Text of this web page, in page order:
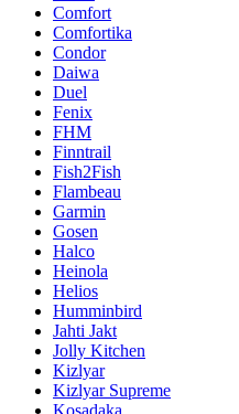
Comfort
Comfortika
Condor
Daiwa
Duel
Fenix
FHM
Finntrail
Fish2Fish
Flambeau
Garmin
Gosen
Halco
Heinola
Helios
Humminbird
Jahti Jakt
Jolly Kitchen
Kizlyar
Kizlyar Supreme
Kosadaka